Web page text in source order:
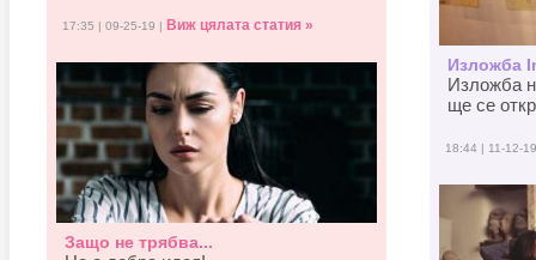
17:35 | 09-25-19 | Виж цялата статия »
Защо не трябва...
Изложба
Изложба
ще се
18:44 | 11-12-